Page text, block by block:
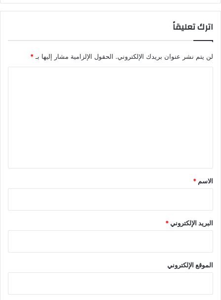
اترك تعليقاً
لن يتم نشر عنوان بريدك الإلكتروني. الحقول الإلزامية مشار إليها بـ *
*
الاسم *
البريد الإلكتروني*
الموقع الإلكتروني